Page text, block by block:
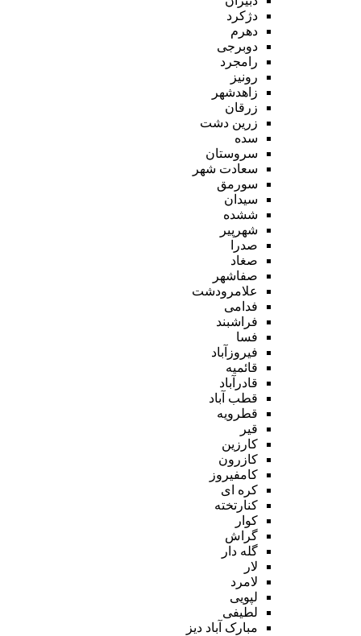
دژکرد
دهرم
دوبرجی
رامجرد
رونیز
زاهدشهر
زرقان
زرین دشت
سده
سروستان
سعادت شهر
سورمق
سیدان
ششده
شهرپیر
صدرا
صغاد
صفاشهر
علامرودشت
فدامی
فراشبند
فسا
فیروزآباد
قائمیه
قادرآباد
قطب آباد
قطرویه
قیر
کارزین
کازرون
کامفیروز
کره ای
کنارتخته
کوار
گراش
گله دار
لار
لامرد
لپویی
لطیفی
مبارک آباد دیز